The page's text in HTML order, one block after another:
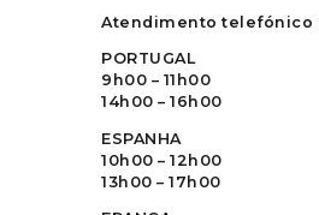
Atendimento telefónico
PORTUGAL
9h00 – 11h00
14h00 – 16h00
ESPANHA
10h00 – 12h00
13h00 – 17h00